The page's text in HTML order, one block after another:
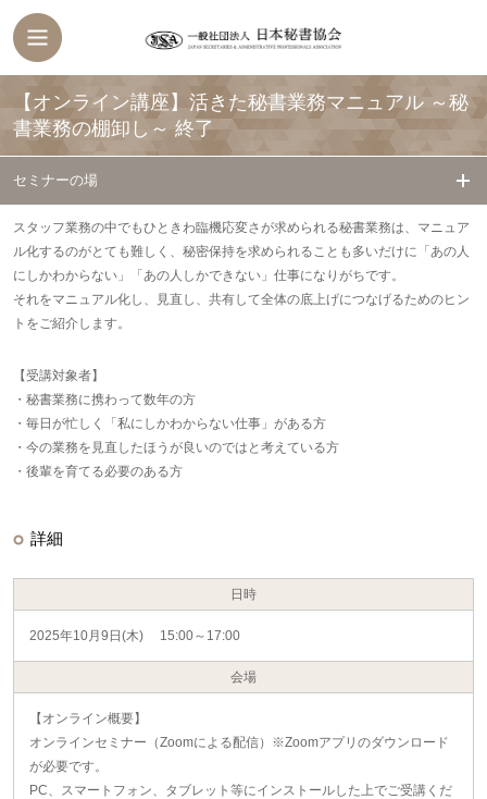
【オンライン講座】活きた秘書業務マニュアル ～秘
書業務の棚卸し～ 終了
セミナーの場
スタッフ業務の中でもひときわ臨機応変さが求められる秘書業務は、マニュア
ル化するのがとても難しく、秘密保持を求められることも多いだけに「あの人
にしかわからない」「あの人しかできない」仕事になりがちです。
それをマニュアル化し、見直し、共有して全体の底上げにつなげるためのヒン
トをご紹介します。
【受講対象者】
・秘書業務に携わって数年の方
・毎日が忙しく「私にしかわからない仕事」がある方
・今の業務を見直したほうが良いのではと考えている方
・後輩を育てる必要のある方
詳細
日時
2025年10月9日(木) 15:00～17:00
会場
【オンライン概要】
オンラインセミナー（Zoomによる配信）※Zoomアプリのダウンロード
が必要です。
PC、スマートフォン、タブレット等にインストールした上でご受講くだ